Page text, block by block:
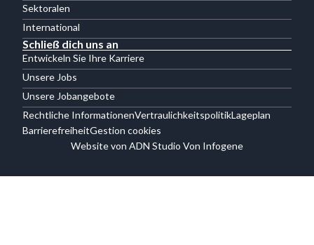
Sektoralen
International
Schließ dich uns an
Entwickeln Sie Ihre Karriere
Unsere Jobs
Unsere Jobangebote
Rechtliche InformationenVertraulichkeitspolitikLageplan
BarrierefreiheitGestion cookies
Website von ADN Studio Von Infogene